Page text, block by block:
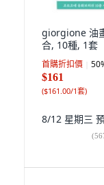
giorgione 油
合, 10種, 1套
首購折扣價 50
$161
($161.00/1套)
8/12 星期三
(